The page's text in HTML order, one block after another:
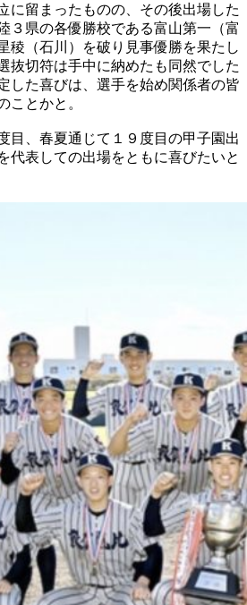
に留まったものの、その後出場した
３県の各優勝校である富山第一（富
稜（石川）を破り見事優勝を果たし
抜切符は手中に納めたも同然でした
した喜びは、選手を始め関係者の皆
ことかと。
目、春夏通じて１９度目の甲子園出
代表しての出場をともに喜びたいと